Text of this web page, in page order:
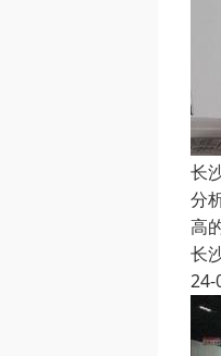
长
分
高
长
24-